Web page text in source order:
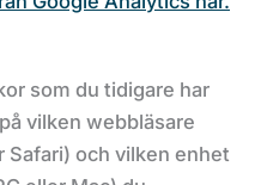
som du tidigare har
vilken webbläsare
Safari) och vilken enhet